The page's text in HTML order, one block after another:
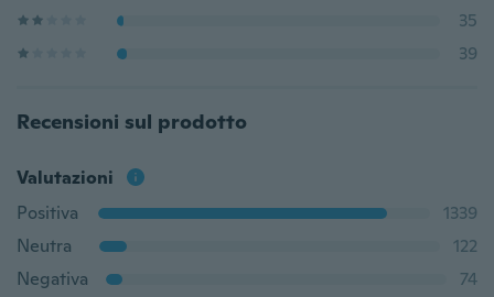
35
39
Recensioni sul prodotto
Valutazioni
Positiva
1339
Neutra
122
Negativa
74